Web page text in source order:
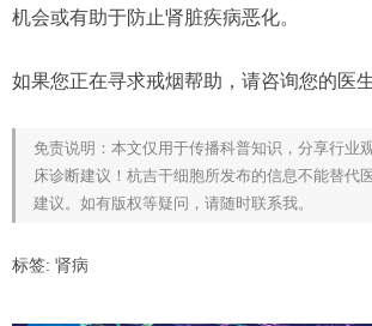
机会或有助于防止肾脏疾病恶化。
如果您正在寻求戒烟帮助，请咨询您的医生
免责说明：本文仅用于传播科普知识，分享行业
床诊断建议！杭吉干细胞所发布的信息不能替代
建议。如有版权等疑问，请随时联系我。
标签: 肾病